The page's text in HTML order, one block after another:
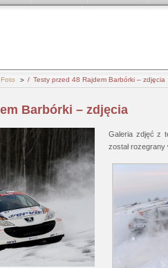
Foto Testy przed 48 Rajdem Barbórki – zdjęcia
Barbórki – zdjęcia
Galeria zdjęć z
został